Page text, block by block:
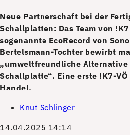
Neue Partnerschaft bei der
Schallplatten: Das Team von
sogenannte EcoRecord von
Bertelsmann-Tochter bewirbt
„umweltfreundliche Alternative
Schallplatte“. Eine erste !K7-
Handel.
Knut Schlinger
14.04.2025 14:14